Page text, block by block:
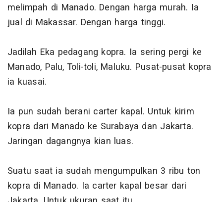
melimpah di Manado. Dengan harga murah. Ia
jual di Makassar. Dengan harga tinggi.
Jadilah Eka pedagang kopra. Ia sering pergi ke
Manado, Palu, Toli-toli, Maluku. Pusat-pusat kopra
ia kuasai.
Ia pun sudah berani carter kapal. Untuk kirim
kopra dari Manado ke Surabaya dan Jakarta.
Jaringan dagangnya kian luas.
Suatu saat ia sudah mengumpulkan 3 ribu ton
kopra di Manado. Ia carter kapal besar dari